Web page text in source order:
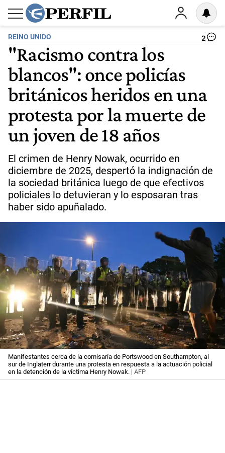
REINO UNIDO 2
"Racismo contra los
blancos": once policías
británicos heridos en una
protesta por la muerte de
un joven de 18 años
El crimen de Henry Nowak, ocurrido en
diciembre de 2025, despertó la indignación de
la sociedad británica luego de que efectivos
policiales lo detuvieran y lo esposaran tras
haber sido apuñalado.
Manifestantes cerca de la comisaría de Portswood en Southampton, al
sur de Inglaterr durante una protesta en respuesta a la actuación policial
en la detención de la víctima Henry Nowak. | AFP